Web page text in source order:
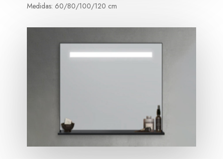
Medidas: 60/80/100/120 cm